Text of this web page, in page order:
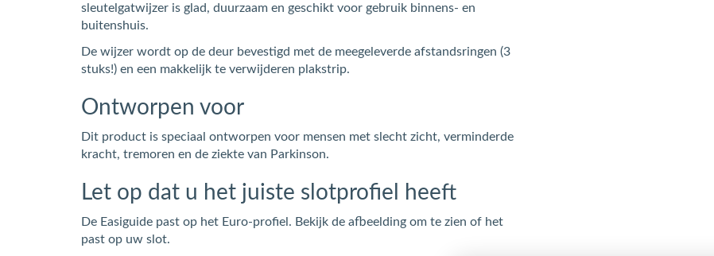
sleutelgatwijzer is glad, duurzaam en geschikt voor gebruik binnens- en
buitenshuis.
De wijzer wordt op de deur bevestigd met de meegeleverde afstandsringen (3
stuks!) en een makkelijk te verwijderen plakstrip.
Ontworpen voor
Dit product is speciaal ontworpen voor mensen met slecht zicht, verminderde
kracht, tremoren en de ziekte van Parkinson.
Let op dat u het juiste slotprofiel heeft
De Easiguide past op het Euro-profiel. Bekijk de afbeelding om te zien of het
past op uw slot.